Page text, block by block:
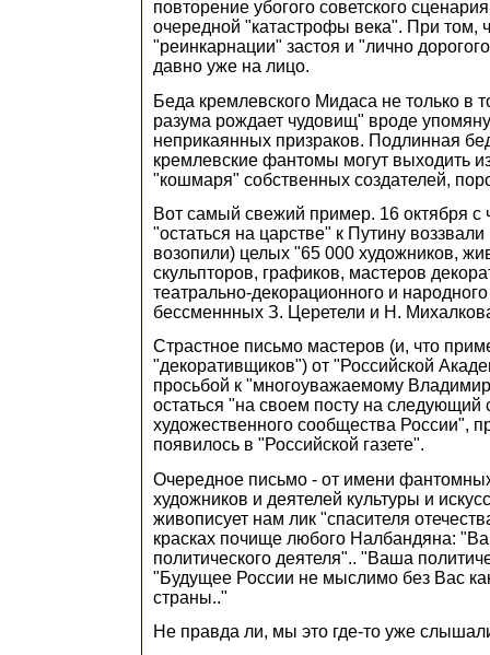
повторение убогого советского
очередной "катастрофы века". При том,
"реинкарнации" застоя и "лично
давно уже на лицо.
Беда кремлевского Мидаса не только в
разума рождает чудовищ" вроде
неприкаянных призраков. Подлинная
кремлевские фантомы могут выходить
"кошмаря" собственных создателей,
Вот самый свежий пример. 16 октября с
"остаться на царстве" к Путину воззвали
возопили) целых "65 000 художников,
скульпторов, графиков, мастеров
театрально-декорационного и
бессменнных З. Церетели и Н.
Страстное письмо мастеров (и, что
"декоративщиков") от "Российской
просьбой к "многоуважаемому
остаться "на своем посту на следующий
художественного сообщества России",
появилось в "Российской газете".
Очередное письмо - от имени
художников и деятелей культуры и
живописует нам лик "спасителя
красках почище любого Налбандяна:
политического деятеля".. "Ваша
"Будущее России не мыслимо без Вас
страны.."
Не правда ли, мы это где-то уже